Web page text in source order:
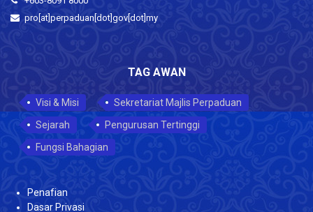
pro[at]perpaduan[dot]gov[dot]my
TAG AWAN
Visi & Misi
Sekretariat Majlis Perpaduan
Sejarah
Pengurusan Tertinggi
Fungsi Bahagian
Penafian
Dasar Privasi